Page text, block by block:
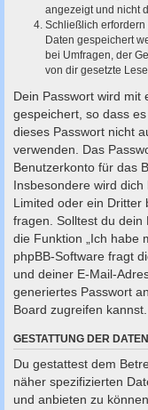
angezeigt und nicht
Schließlich
Daten gespeichert
bei Umfragen, der
von dir gesetzte
Dein Passwort wird mit
gespeichert, so dass
dieses Passwort nicht
verwenden. Das
Benutzerkonto für das
Insbesondere wird
Limited oder ein Dritter
fragen. Solltest du dein
die Funktion „Ich habe
phpBB-Software fragt
und deiner E-Mail-
generiertes Passwort
Board zugreifen kannst.
GESTATTUNG DER
Du gestattest dem
näher spezifizierten
und anbieten zu können.